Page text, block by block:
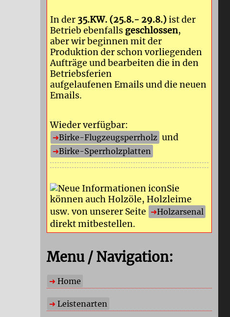
In der 35.KW. (25.8.- 29.8.) ist der
Betrieb ebenfalls geschlossen,
aber wir beginnen mit der
Produktion der schon vorliegenden
Aufträge und bearbeiten die in den
Betriebsferien
aufgelaufenen Emails und die neuen
Emails.
Wieder verfügbar:
Birke-Flugzeugsperrholz und
Birke-Sperrholzplatten
Sie
können auch Holzöle, Holzleime
usw. von unserer Seite
Holzarsenal
direkt mitbestellen.
Menu / Navigation:
Home
Leistenarten